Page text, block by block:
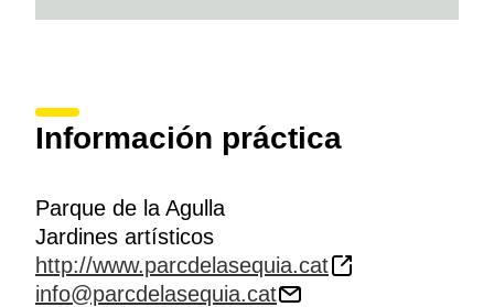
Información práctica
Parque de la Agulla
Jardines artísticos
http://www.parcdelasequia.cat
info@parcdelasequia.cat